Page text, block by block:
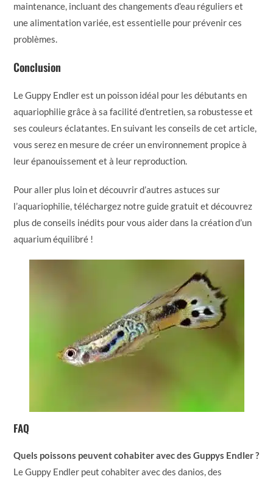
maintenance, incluant des changements d’eau réguliers et
une alimentation variée, est essentielle pour prévenir ces
problèmes.
Conclusion
Le Guppy Endler est un poisson idéal pour les débutants en
aquariophilie grâce à sa facilité d’entretien, sa robustesse et
ses couleurs éclatantes. En suivant les conseils de cet article,
vous serez en mesure de créer un environnement propice à
leur épanouissement et à leur reproduction.
Pour aller plus loin et découvrir d’autres astuces sur
l’aquariophilie, téléchargez notre guide gratuit et découvrez
plus de conseils inédits pour vous aider dans la création d’un
aquarium équilibré !
FAQ
Quels poissons peuvent cohabiter avec des Guppys Endler ?
Le Guppy Endler peut cohabiter avec des danios, des